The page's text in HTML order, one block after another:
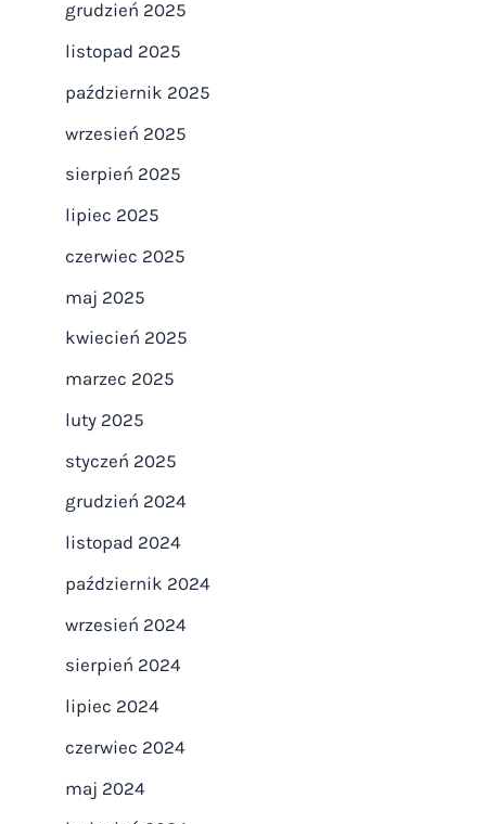
grudzień 2025
listopad 2025
październik 2025
wrzesień 2025
sierpień 2025
lipiec 2025
czerwiec 2025
maj 2025
kwiecień 2025
marzec 2025
luty 2025
styczeń 2025
grudzień 2024
listopad 2024
październik 2024
wrzesień 2024
sierpień 2024
lipiec 2024
czerwiec 2024
maj 2024